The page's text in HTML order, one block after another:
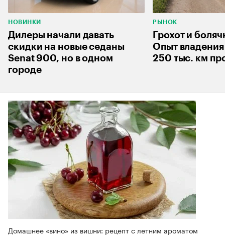
НОВИНКИ
Дилеры начали давать
скидки на новые седаны
Senat 900, но в одном
городе
РЫНОК
Грохот и
Опыт
250 тыс. км
Домашнее «вино» из вишни: рецепт с летним ароматом